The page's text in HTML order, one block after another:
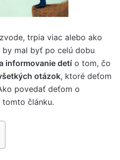
trpia viac alebo ako
mal byť po celú dobu
informovanie detío tom, čo
otázok, ktoré deťom
povedať deťom o
článku.